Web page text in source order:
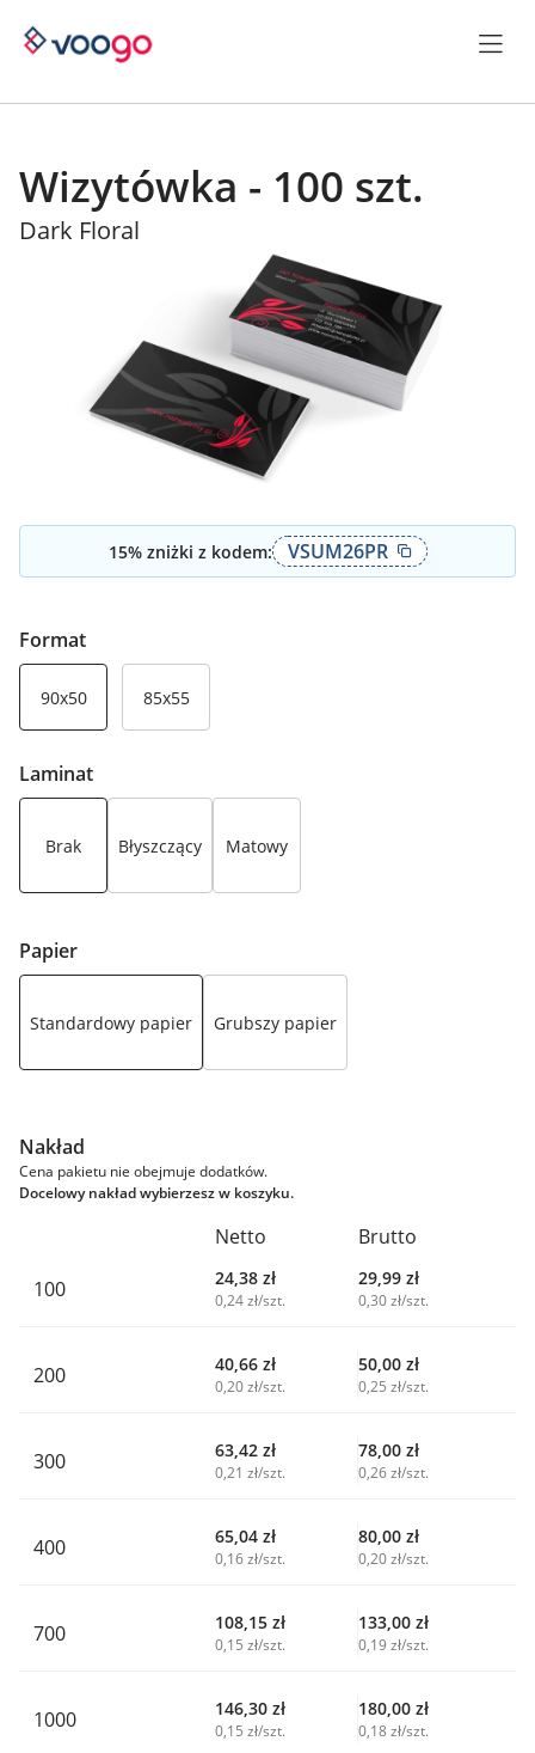
Wizytówka - 100 szt.
Dark Floral
15% zniżki z kodem: VSUM26PR
Format
90x50 85x55
Laminat
Brak Błyszczący Matowy
Papier
Standardowy papier Grubszy papier
Nakład
Cena pakietu nie obejmuje dodatków.
Docelowy nakład wybierzesz w koszyku.
Netto
Brutto
100
24,38 zł
0,24 zł/szt.
29,99 zł
0,30 zł/szt.
200 40,66 zł
0,20 zł/szt.
50,00 zł
0,25 zł/szt.
300 63,42 zł
0,21 zł/szt.
78,00 zł
0,26 zł/szt.
400 65,04 zł
0,16 zł/szt.
80,00 zł
0,20 zł/szt.
700 108,15 zł
0,15 zł/szt.
133,00 zł
0,19 zł/szt.
1000 146,30 zł
0,15 zł/szt.
180,00 zł
0,18 zł/szt.